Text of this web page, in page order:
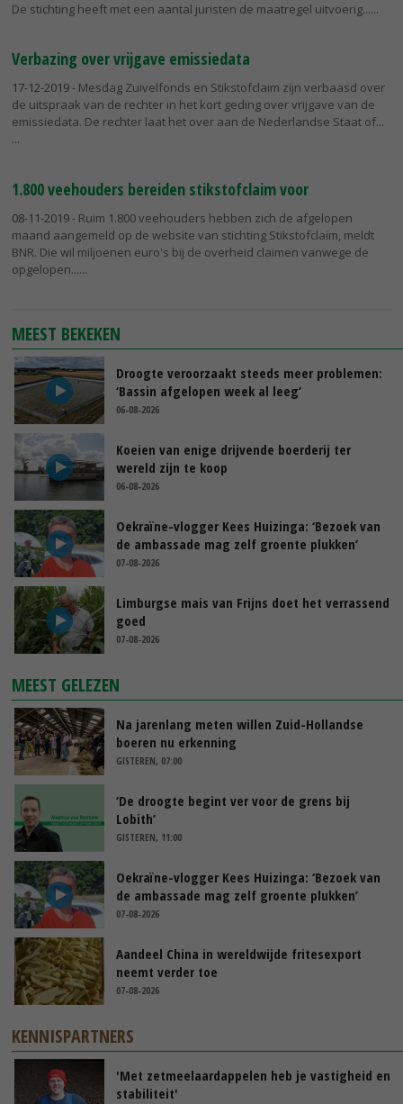
De stichting heeft met een aantal juristen de maatregel uitvoerig...
Verbazing over vrijgave emissiedata
17-12-2019- Mesdag Zuivelfonds en Stikstofclaim zijn verbaasd over
de uitspraak van de rechter in het kort geding over vrijgave van de
emissiedata. De rechter laat het over aan de Nederlandse Staat of...
1.800 veehouders bereiden stikstofclaim voor
08-11-2019- Ruim 1.800 veehouders hebben zich de afgelopen
maand aangemeld op de website van stichting Stikstofclaim, meldt
BNR. Die wil miljoenen euro's bij de overheid claimen vanwege de
opgelopen...
MEEST BEKEKEN
Droogte veroorzaakt steeds meer problemen:
‘Bassin afgelopen week al leeg’
06-08-2026
Koeien van enige drijvende boerderij ter
wereld zijn te koop
06-08-2026
Oekraïne-vlogger Kees Huizinga: ‘Bezoek van
de ambassade mag zelf groente plukken’
07-08-2026
Limburgse mais van Frijns doet het verrassend
goed
07-08-2026
MEEST GELEZEN
Na jarenlang meten willen Zuid-Hollandse
boeren nu erkenning
GISTEREN, 07:00
‘De droogte begint ver voor de grens bij
Lobith’
GISTEREN, 11:00
Oekraïne-vlogger Kees Huizinga: ‘Bezoek van
de ambassade mag zelf groente plukken’
07-08-2026
Aandeel China in wereldwijde fritesexport
neemt verder toe
07-08-2026
KENNISPARTNERS
'Met zetmeelaardappelen heb je vastigheid en
stabiliteit'